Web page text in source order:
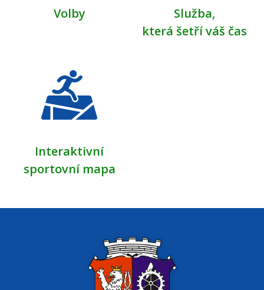
Volby
Služba,
která šetří váš čas
Interaktivní
sportovní mapa